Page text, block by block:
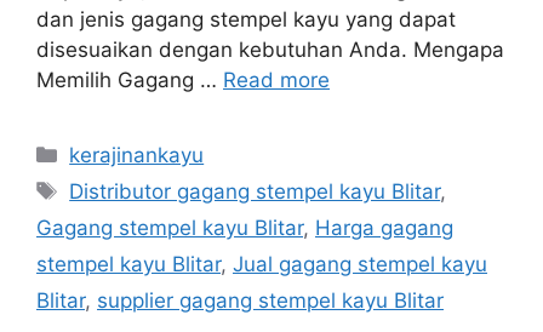
dan jenis gagang stempel kayu yang dapat
disesuaikan dengan kebutuhan Anda. Mengapa
Memilih Gagang … Read more
Categories
kerajinankayu
Tags
Distributor gagang stempel kayu Blitar,
Gagang stempel kayu Blitar, Harga gagang
stempel kayu Blitar, Jual gagang stempel kayu
Blitar, supplier gagang stempel kayu Blitar